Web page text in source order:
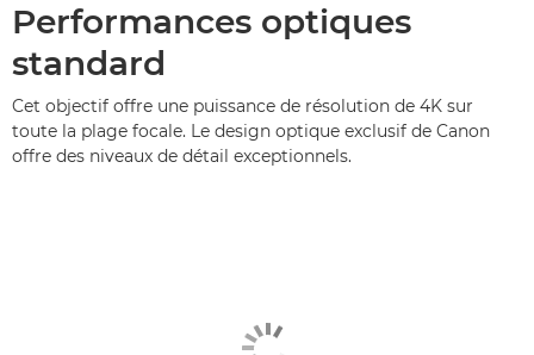
Performances optiques
standard
Cet objectif offre une puissance de résolution de 4K sur
toute la plage focale. Le design optique exclusif de Canon
offre des niveaux de détail exceptionnels.